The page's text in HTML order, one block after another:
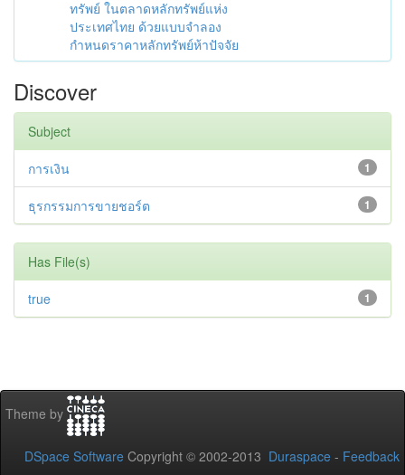
ทรัพย์ ในตลาดหลักทรัพย์แห่ง
ประเทศไทย ด้วยแบบจำลอง
กำหนดราคาหลักทรัพย์ห้าปัจจัย
Discover
Subject
1
การเงิน
1
ธุรกรรมการขายชอร์ต
Has File(s)
1
true
Theme by
DSpace Software Copyright © 2002-2013 Duraspace - Feedback